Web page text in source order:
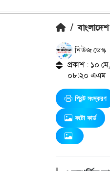
/ বাংলাদেশ
নিউজ ডেস্ক
প্রকাশ : ১০
০৮:২০ এএম
প্রিন্ট সংস্করণ
ফটো কার্ড